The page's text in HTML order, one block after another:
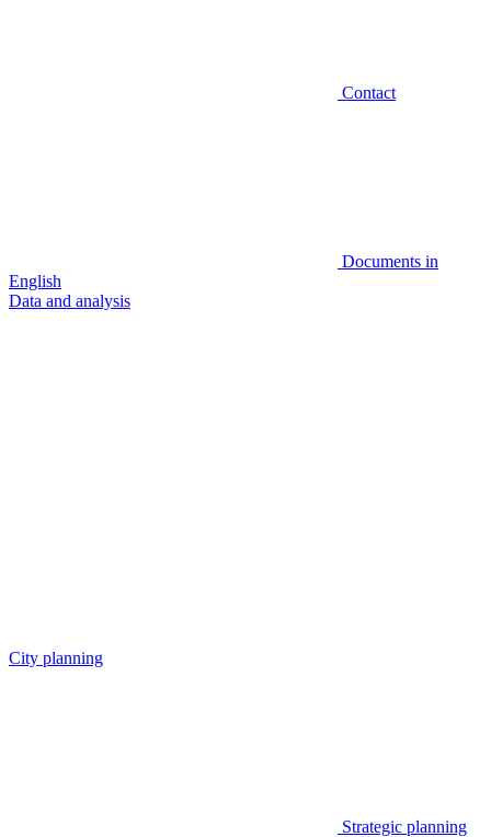
Contact
Documents in
English
Data and analysis
City planning
Strategic planning